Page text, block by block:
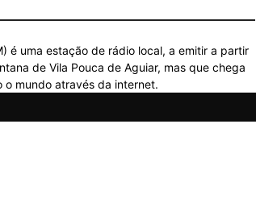
é uma estação de rádio local, a emitir a partir
de Vila Pouca de Aguiar, mas que chega
o mundo através da internet.